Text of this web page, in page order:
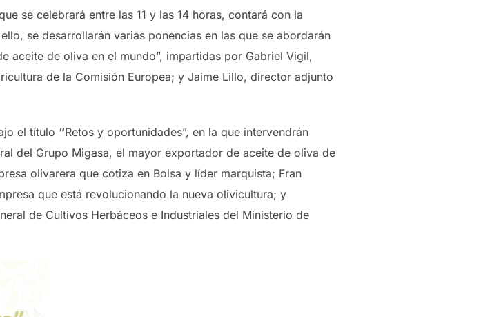
se celebrará entre las 11 y las 14 horas, contará con la
se desarrollarán varias ponencias en las que se abordarán
aceite de oliva en el mundo”, impartidas por Gabriel Vigil,
de la Comisión Europea; y Jaime Lillo, director adjunto
el título “Retos y oportunidades”, en la que intervendrán
del Grupo Migasa, el mayor exportador de aceite de oliva de
olivarera que cotiza en Bolsa y líder marquista; Fran
que está revolucionando la nueva olivicultura; y
de Cultivos Herbáceos e Industriales del Ministerio de